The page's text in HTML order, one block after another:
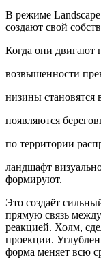
В режиме
создают свой
Когда они двигают
возвышенности
низины
появляются
по территории
ландшафт
формируют.
Это создаёт
прямую связь
реакцией. Холм,
проекции.
форма меняет всю